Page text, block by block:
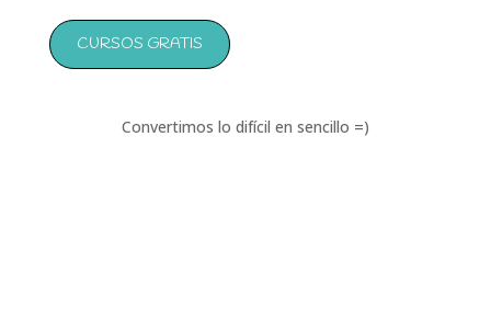
CURSOS GRATIS
Convertimos lo difícil en sencillo =)